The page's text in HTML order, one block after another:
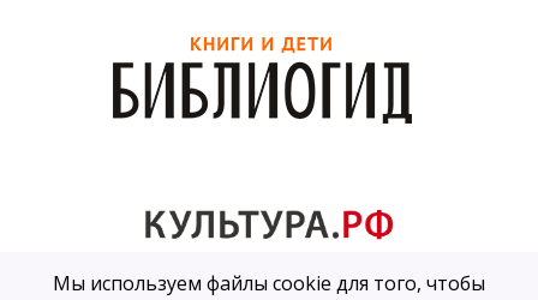
Мы используем файлы cookie для того, чтобы